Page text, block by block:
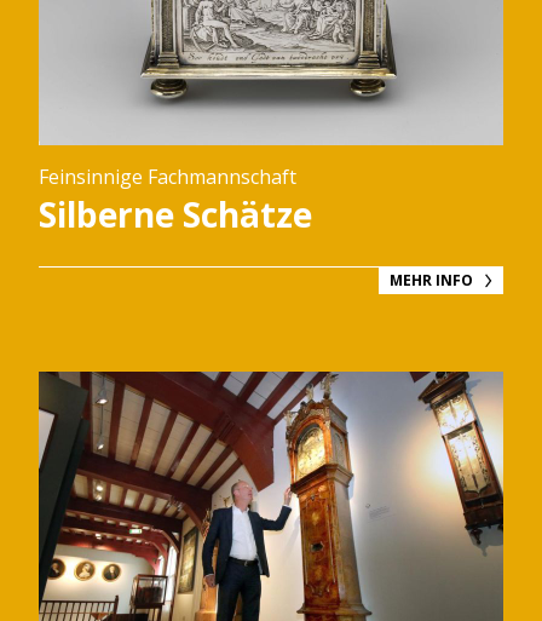
Feinsinnige Fachmannschaft
Silberne Schätze
MEHR INFO